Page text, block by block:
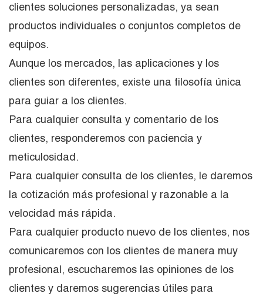
clientes soluciones personalizadas, ya sean
productos individuales o conjuntos completos de
equipos.
Aunque los mercados, las aplicaciones y los
clientes son diferentes, existe una filosofía única
para guiar a los clientes.
Para cualquier consulta y comentario de los
clientes, responderemos con paciencia y
meticulosidad.
Para cualquier consulta de los clientes, le daremos
la cotización más profesional y razonable a la
velocidad más rápida.
Para cualquier producto nuevo de los clientes, nos
comunicaremos con los clientes de manera muy
profesional, escucharemos las opiniones de los
clientes y daremos sugerencias útiles para